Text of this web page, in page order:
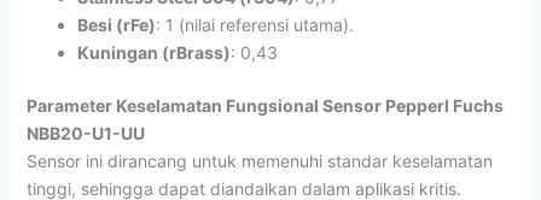
Besi (rFe): 1 (nilai referensi utama).
Kuningan (rBrass): 0,43
Parameter Keselamatan Fungsional Sensor Pepperl Fuchs
NBB20-U1-UU
Sensor ini dirancang untuk memenuhi standar keselamatan
tinggi, sehingga dapat diandalkan dalam aplikasi kritis.